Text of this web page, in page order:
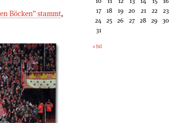
Böcken” stammt,
17 18 19 20 21 22
23
24 25 26 27 28 29 30
31
« Jul